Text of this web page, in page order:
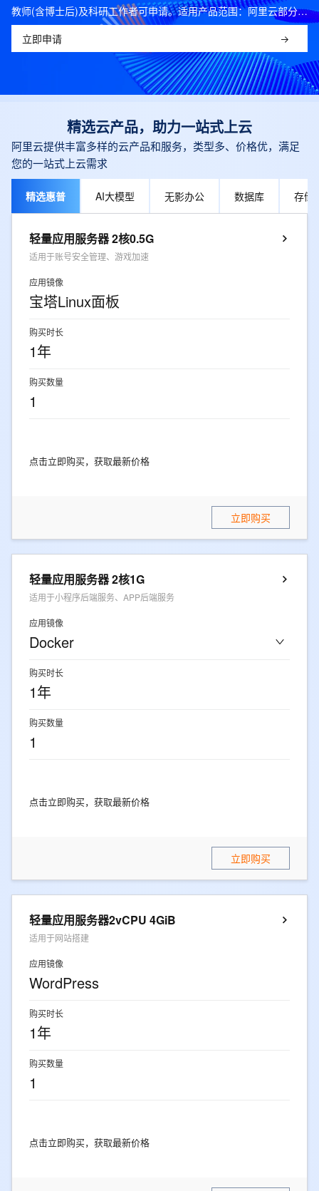
教师(含博士后)及科研工作者可申请。适用产品范围：阿里云部分公共云产品，可开科研发票。
立即申请
精选云产品，助力一站式上云
阿里云提供丰富多样的云产品和服务，类型多、价格优，满足
您的一站式上云需求
精选惠普 AI大模型 无影办公 数据库 存储
轻量应用服务器 2核0.5G
适用于账号安全管理、游戏加速
应用镜像
宝塔Linux面板
购买时长
1年
购买数量
1
点击立即购买，获取最新价格
立即购买
轻量应用服务器 2核1G
适用于小程序后端服务、APP后端服务
应用镜像
Docker
购买时长
1年
购买数量
1
点击立即购买，获取最新价格
立即购买
轻量应用服务器2vCPU 4GiB
适用于网站搭建
应用镜像
WordPress
购买时长
1年
购买数量
1
点击立即购买，获取最新价格